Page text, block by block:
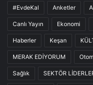
#EvdeKal Anketler
Canlı Yayın Ekonomi
Haberler Keşan
MERAK EDİYORUM
Sağlık SEKTÖR